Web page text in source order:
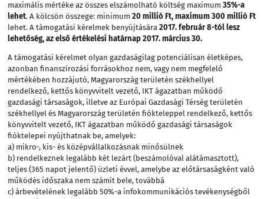
maximális mértéke az összes elszámolható költség maximum35%-a
lehet. A kölcsön összege: minimum20 millió Ft, maximum 300 millió Ft
lehet. A támogatási kérelmek benyújtására2017. február 8-tól lesz
lehetőség, az első értékelési határnap 2017. március 30.
A támogatási kérelmet olyan gazdaságilag potenciálisan életképes,
azonban finanszírozási forrásokhoz nem, vagy nem megfelelő
mértékében hozzájutó, Magyarország területén székhellyel
rendelkező, kettős könyvvitelt vezető, IKT ágazatban működő
gazdasági társaságok, illetve az Európai Gazdasági Térség területén
székhellyel és Magyarország területén fiókteleppel rendelkező, kettős
könyvvitelt vezető, IKT ágazatban működő gazdasági társaságok
fióktelepei nyújthatnak be, amelyek:
a) mikro-, kis- és középvállalkozásnak minősülnek
b) rendelkeznek legalább két lezárt (beszámolóval alátámasztott),
teljes (365 napot jelentő) üzleti évvel, amelybe az előtársaságként való
működés időszaka nem számít bele, továbbá
c) árbevételének legalább 50%-a infokommunikációs tevékenységből